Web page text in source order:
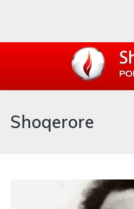
Blogu i
Shoqerore